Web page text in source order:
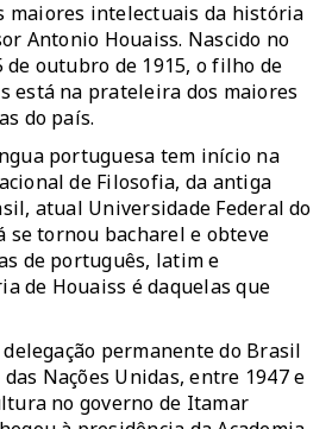
maiores intelectuais da história
Antonio Houaiss. Nascido no
de outubro de 1915, o filho de
está na prateleira dos maiores
do país.
portuguesa tem início na
de Filosofia, da antiga
atual Universidade Federal do
se tornou bacharel e obteve
de português, latim e
de Houaiss é daquelas que
permanente do Brasil
Nações Unidas, entre 1947 e
no governo de Itamar